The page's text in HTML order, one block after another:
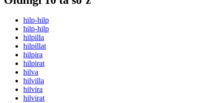
hilp-hilp
hilp-hilp
hilpilla
hilpillat
hilpira
hilpirat
hilva
hilvilla
hilvira
hilvirat